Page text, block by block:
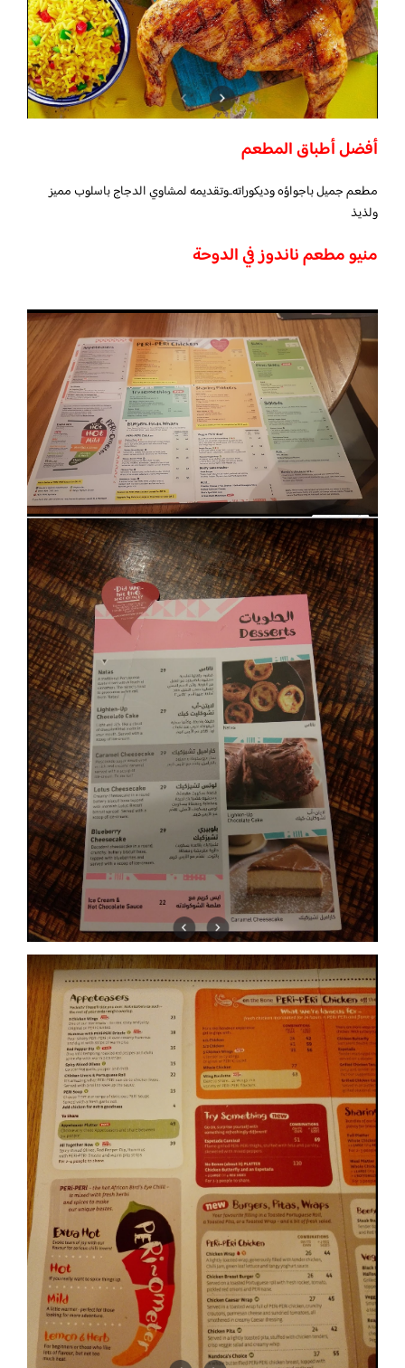
أفضل أطباق المطعم
مطعم جميل باجواؤه وديكوراته..وتقديمه لمشاوي الدجاج باسلوب مميز
ولذيذ
منيو مطعم ناندوز في الدوحة